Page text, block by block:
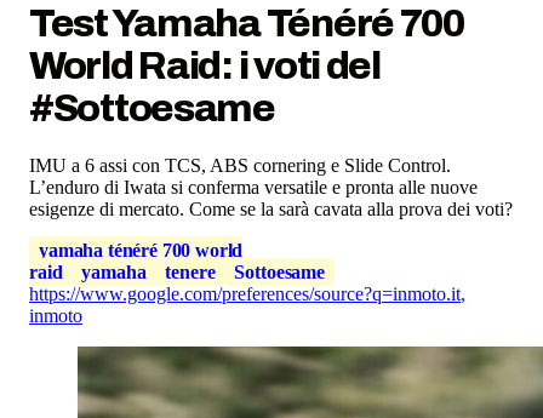
Test Yamaha Ténéré 700
World Raid: i voti del
#Sottoesame
IMU a 6 assi con TCS, ABS cornering e Slide Control.
L’enduro di Iwata si conferma versatile e pronta alle nuove
esigenze di mercato. Come se la sarà cavata alla prova dei voti?
yamaha ténéré 700 world
raid
yamaha tenere
Sottoesame
https://www.google.com/preferences/source?q=inmoto.it,
inmoto